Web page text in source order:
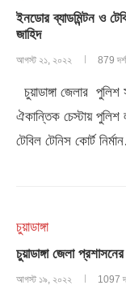
ইনডোর ব্যাডমিন্টন ও
জাহিদ
আগস্ট ২১, ২০২২ 879
চুয়াডাঙ্গা জেলার
ঐকান্তিক চেস্টায় পুলিশ
টেবিল টেনিস কোর্ট
চুয়াডাঙ্গা
চুয়াডাঙ্গা জেলা
আগস্ট ১৯, ২০২২ 1097